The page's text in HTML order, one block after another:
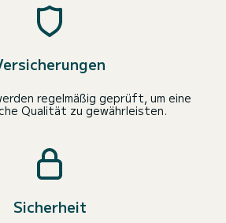
regelmäßig geprüft, um eine
Qualität zu gewährleisten.
Sicherheit